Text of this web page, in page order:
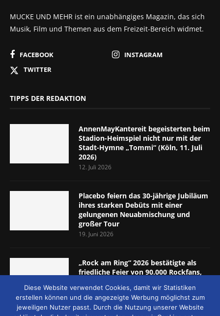
MUCKE UND MEHR ist ein unabhängiges Magazin, das sich
Musik, Film und Themen aus dem Freizeit-Bereich widmet.
FACEBOOK
INSTAGRAM
TWITTER
TIPPS DER REDAKTION
AnnenMayKantereit begeisterten beim
Stadion-Heimspiel nicht nur mit der
Stadt-Hymne „Tommi“ (Köln, 11. Juli
2026)
12. Juli 2026
Placebo feiern das 30-jährige Jubiläum
ihres starken Debüts mit einer
gelungenen Neuabmischung und
großer Tour
19. Juni 2026
„Rock am Ring“ 2026 bestätigte als
friedliche Feier von 90.000 Rockfans,
5.-7. Juni 2026)
8. Juni 2026
Diese Website verwendet Cookies, damit wir Statistiken
erstellen können und die angezeigte Werbung möglichst zum
jeweiligen Nutzer passt. Durch die Nutzung unserer Website